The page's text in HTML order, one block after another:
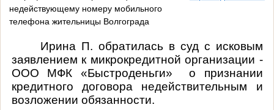
недействующему номеру мобильного
телефона жительницы Волгограда
Ирина П. обратилась в суд с исковым
заявлением к микрокредитной организации -
ООО МФК «Быстроденьги»
о признании
кредитного договора недействительным и
возложении обязанности.